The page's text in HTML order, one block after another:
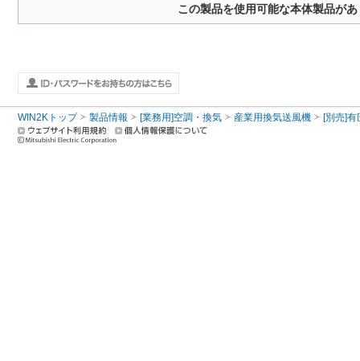
この製品を使用可能な本体製品が
WIN2Kトップ 製品情報 [業務用]空調・換気 産業用換気送風機 [別売]有